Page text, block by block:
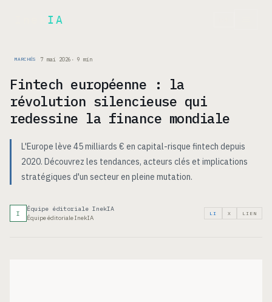
IA
MARCHÉS 7 mai 2026 · 9 min
Fintech européenne : la
révolution silencieuse qui
redessine la finance mondiale
L'Europe lève 45 milliards € en capital-risque fintech depuis
2020. Découvrez les tendances, acteurs clés et implications
stratégiques d'un secteur en pleine mutation.
I
Équipe éditoriale InekIA
Équipe éditoriale InekIA
LI X LIEN